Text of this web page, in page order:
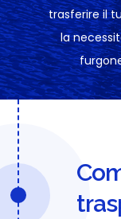
trasferire il
la